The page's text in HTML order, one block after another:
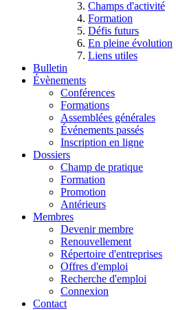
Champs d'activité
Formation
Défis futurs
En pleine évolution
Liens utiles
Bulletin
Évènements
Conférences
Formations
Assemblées générales
Événements passés
Inscription en ligne
Dossiers
Champ de pratique
Formation
Promotion
Antérieurs
Membres
Devenir membre
Renouvellement
Répertoire d'entreprises
Offres d'emploi
Recherche d'emploi
Connexion
Contact